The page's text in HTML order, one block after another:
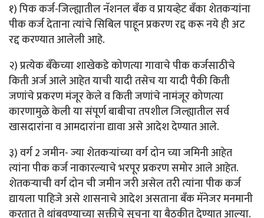
१) पिक कर्ज-जिल्ह्यातील नॅशनल बँक व प्रायव्हेट बँका शेतकऱ्यांना
पीक कर्ज देताना त्यांचे सिबिल पाहून प्रकरण रद्द करू नये ही अट
रद्द करण्यात आलेली आहे.
२) प्रत्येक बँकेच्या शाखेकडे कोणत्या गावाचे पीक कर्जसाठीचे
किती अर्ज आले आहेत याची यादी तसेच या यादी पैकी किती
जणांचे प्रकरण मंजूर केले व किती जणांचे नामंजूर कोणत्या
कारणामुळे केली या संपूर्ण बाबीचा तपशील जिल्ह्यातील सर्व
खासदारांना व आमदारांना द्यावा असे आदेश देण्यात आले.
३) वर्ग 2 जमीन- ज्या शेतकऱ्यांच्या वर्ग दोन च्या जमिनी आहेत
त्यांना पीक कर्ज नाकारल्याचे भरपूर प्रकरण समोर आले आहेत.
शेतकऱ्याची वर्ग दोन ची जमीन जरी असेल तरी त्यांना पीक कर्ज
द्यायला पाहिजे असे शासनाचे आदेश असताना बँक मॅनेजर मनमानी